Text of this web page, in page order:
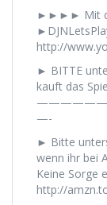
►►►► Mit
http://
► BITTE
kauft das
—-
► Bitte
wenn ihr bei
Keine Sorge
http://